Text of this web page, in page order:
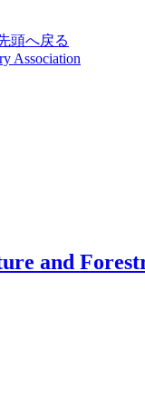
頭へ戻る
and